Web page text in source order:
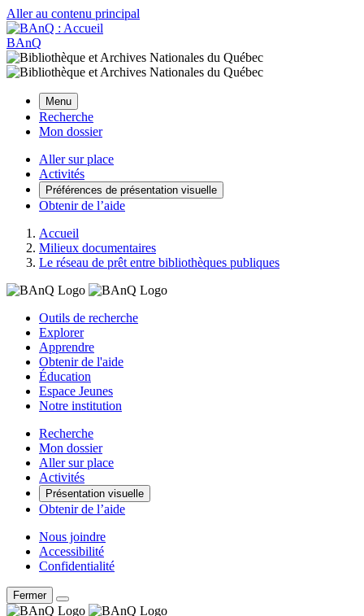
Aller au contenu principal
BAnQ
Menu
Recherche
Mon dossier
Aller sur place
Activités
Préférences de présentation visuelle
Obtenir de l’aide
Accueil
Milieux documentaires
Le réseau de prêt entre bibliothèques publiques
Outils de recherche
Explorer
Apprendre
Obtenir de l'aide
Éducation
Espace Jeunes
Notre institution
Recherche
Mon dossier
Aller sur place
Activités
Présentation visuelle
Obtenir de l’aide
Nous joindre
Accessibilité
Confidentialité
Fermer